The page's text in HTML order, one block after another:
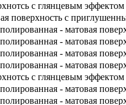
с глянцевым эффектом
поверхность с
- матовая
- матовая
- матовая
- матовая
с глянцевым эффектом
- матовая
- матовая